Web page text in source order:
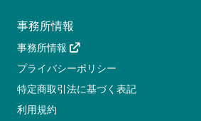
事務所情報
事務所情報
プライバシーポリシー
特定商取引法に基づく表記
利用規約